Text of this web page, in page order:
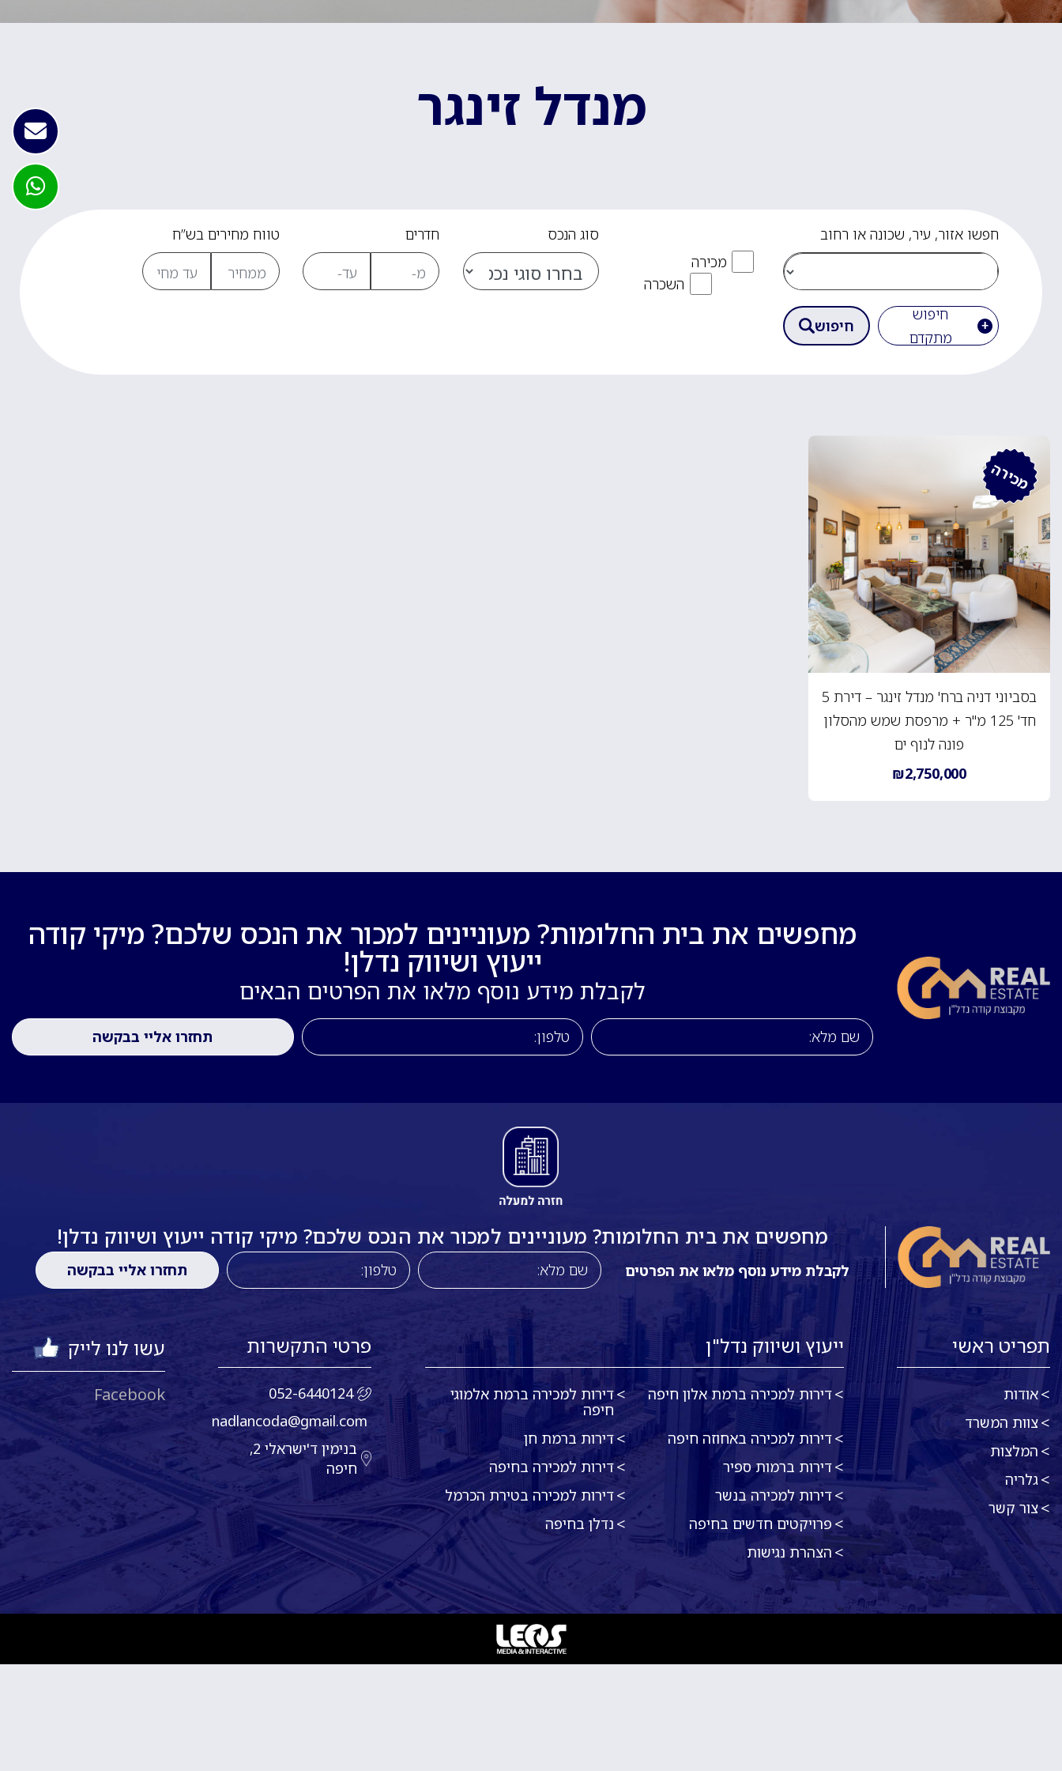
מנדל זינגר
חפשו אזור, עיר, שכונה או רחוב
מכירה
השכרה
סוג הנכס חדרים טווח מחירים בש”ח
חיפוש
מתקדם
חיפוש
מכירה
בסביוני דניה ברח' מנדל זינגר – דירת 5
חד' 125 מ"ר + מרפסת שמש מהסלון
פונה לנוף ים
₪2,750,000
מחפשים את בית החלומות? מעוניינים למכור את הנכס שלכם? מיקי קודה
ייעוץ ושיווק נדלן!
לקבלת מידע נוסף מלאו את הפרטים הבאים
מחפשים את בית החלומות? מעוניינים למכור את הנכס שלכם? מיקי קודה ייעוץ ושיווק נדלן!
לקבלת מידע נוסף מלאו את הפרטים
תפריט ראשי
אודות
צוות המשרד
המלצות
גלריה
צור קשר
ייעוץ ושיווק נדל"ן
דירות למכירה ברמת אלון חיפה
דירות למכירה ברמת אלמוגי
חיפה
דירות למכירה באחוזה חיפה
דירות ברמת חן
דירות ברמות ספיר
דירות למכירה בחיפה
דירות למכירה בנשר
דירות למכירה בטירת הכרמל
פרויקטים חדשים בחיפה
נדלן בחיפה
הצהרת נגישות
פרטי התקשרות
052-6440124
nadlancoda@gmail.com
בנימין ד'ישראלי 2,
חיפה
עשו לנו לייק
Facebook